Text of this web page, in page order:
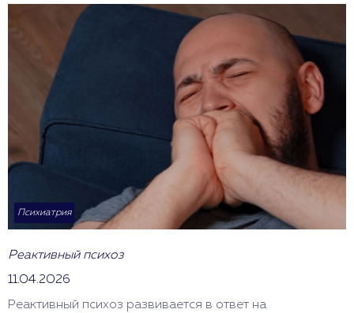
Психиатрия
Реактивный психоз
11.04.2026
Реактивный психоз развивается в ответ на